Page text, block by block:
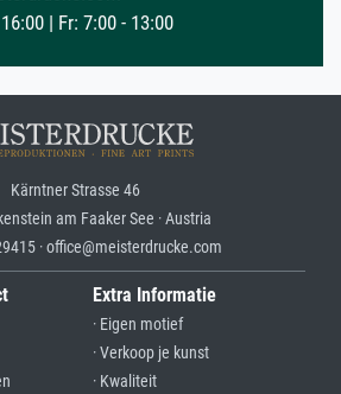
| Fr: 7:00 - 13:00
Kärntner Strasse 46
am Faaker See · Austria
· office@meisterdrucke.com
Extra Informatie
· Eigen motief
· Verkoop je kunst
· Kwaliteit